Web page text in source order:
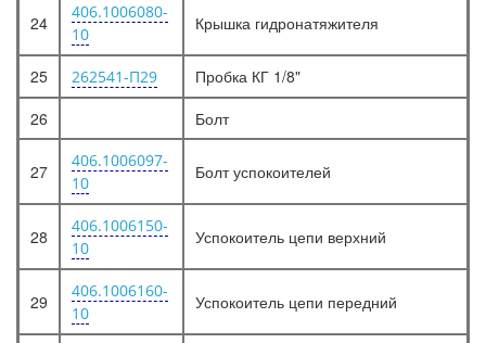
24
406.1006080-
10
Крышка гидронатяжителя
25 262541-П29
Пробка КГ 1/8"
26
Болт
27
406.1006097-
10
Болт успокоителей
28
406.1006150-
10
Успокоитель цепи верхний
29
406.1006160-
10
Успокоитель цепи передний